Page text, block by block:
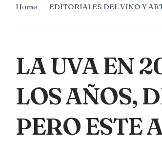
Home EDITORIALES DEL VINO Y
LA UVA EN
LOS AÑOS,
PERO ESTE